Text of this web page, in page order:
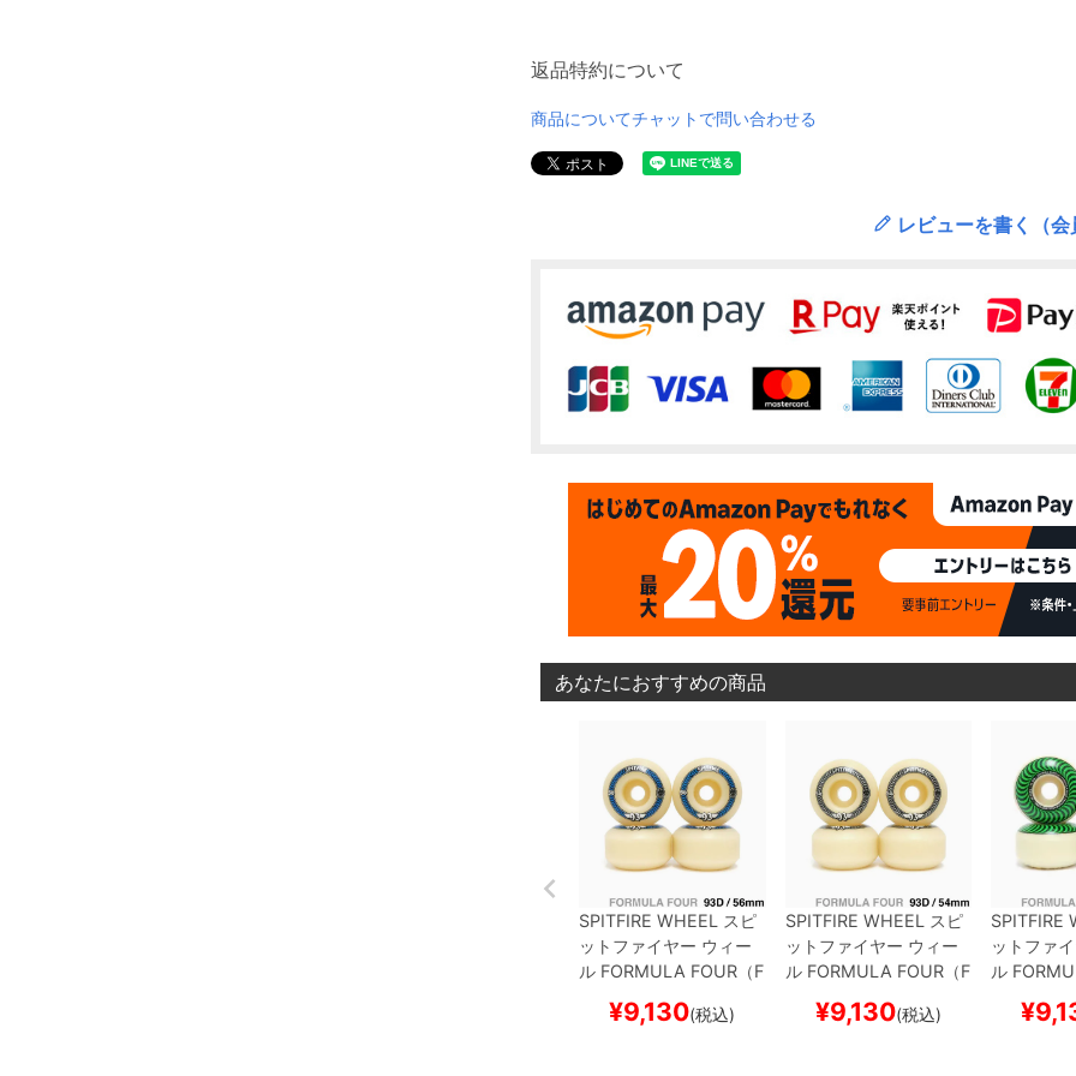
返品特約について
商品についてチャットで問い合わせる
レビューを書く（
あなたにおすすめの商品
SPITFIRE WHEEL
スピ
ットファイヤー ウィー
ル FORMULA FOUR（F
¥9,130(税込)
SPITFIRE WHEEL
スピ
ットファイヤー ウィー
ルFORMULA FOUR（F
¥9,130(税込)
SPITFIRE
ットファ
ル
¥